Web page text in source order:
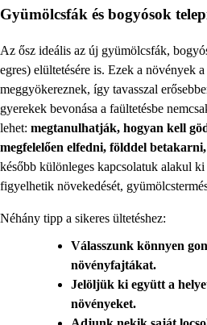
Gyümölcsfák és bogyósok
Az ősz ideális az új gyümölcsfák,
egres) elültetésére is. Ezek a növények
meggyökereznek, így tavasszal
gyerekek bevonása a faültetésbe
lehet: megtanulhatják, hogyan kell
megfelelően elfedni, földdel
később különleges kapcsolatuk alakul
figyelhetik növekedését,
Néhány tipp a sikeres ültetéshez:
Válasszunk könnyen
növényfajtákat.
Jelöljük ki együtt a
növényeket.